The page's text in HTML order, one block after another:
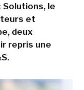
le
et
deux
repris une